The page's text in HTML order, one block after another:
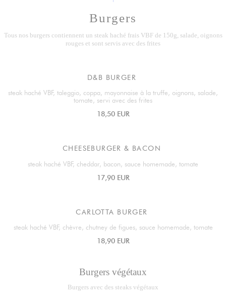
Burgers
Tous nos burgers contiennent un steak haché frais VBF de 150g, salade, oignons
rouges et sont servis avec des frites
D&B BURGER
steak haché VBF, taleggio, coppa, mayonnaise à la truffe, oignons, salade,
tomate, servi avec des frites
18,50 EUR
CHEESEBURGER & BACON
steak haché VBF, cheddar, bacon, sauce homemade, tomate
17,90 EUR
CARLOTTA BURGER
steak haché VBF, chèvre, chutney de figues, sauce homemade, tomate
18,90 EUR
Burgers végétaux
Burgers avec des steaks végétaux